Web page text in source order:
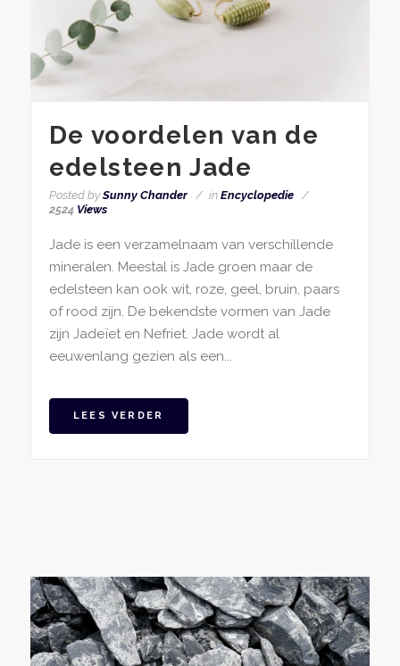
De voordelen van de
edelsteen Jade
Posted bySunny Chander in Encyclopedie
2524Views
Jade is een verzamelnaam van verschillende
mineralen. Meestal is Jade groen maar de
edelsteen kan ook wit, roze, geel, bruin, paars
of rood zijn. De bekendste vormen van Jade
zijn Jadeïet en Nefriet. Jade wordt al
eeuwenlang gezien als een...
LEES VERDER